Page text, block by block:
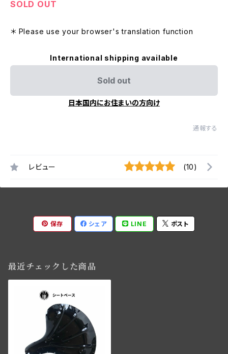
SOLD OUT
＊ Please use your browser's translation function
International shipping available
Sold out
日本国内にお住まいの方向け
通報する
レビュー (10)
保存 シェア LINE ポスト
最近チェックした商品